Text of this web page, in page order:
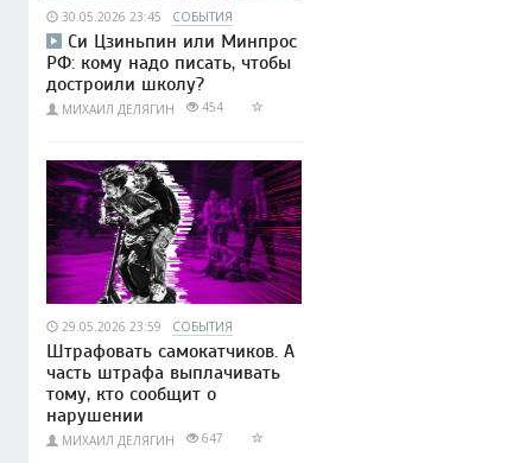
30.05.2026 23:45 СОБЫТИЯ
Си Цзиньпин или Минпрос
РФ: кому надо писать, чтобы
достроили школу?
МИХАИЛ ДЕЛЯГИН 454
29.05.2026 23:59 СОБЫТИЯ
Штрафовать самокатчиков. А
часть штрафа выплачивать
тому, кто сообщит о
нарушении
МИХАИЛ ДЕЛЯГИН 647